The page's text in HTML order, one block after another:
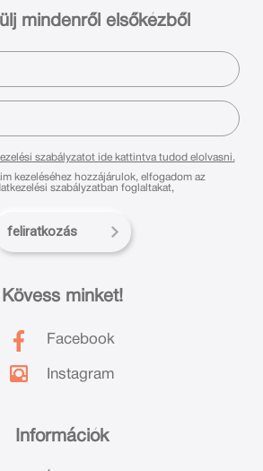
Információk
Kövess minket!
Facebook
Instagram
mindenről elsőkézből
szabályzatot ide kattintva tudod elolvasni.
kezeléséhez hozzájárulok, elfogadom az
adatvédelmi és adatkezelési szabályzatban foglaltakat,
feliratkozás